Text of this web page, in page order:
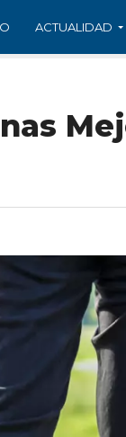
ACTUALIDAD